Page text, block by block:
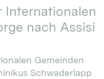
Internationalen
nach Assisi
Gemeinden
Schwaderlapp